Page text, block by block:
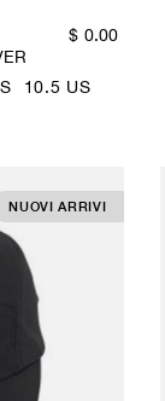
$ 0.00
10.5 US
NUOVI ARRIVI